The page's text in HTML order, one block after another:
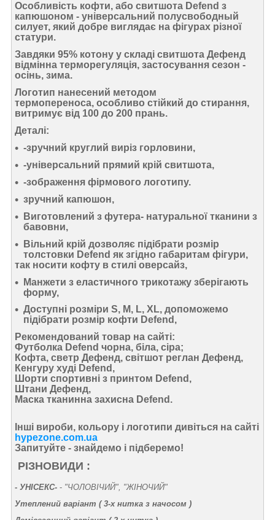
Особливість кофти, або свитшота Defend з
капюшоном - універсальний полусвободный
силует, який добре виглядає на фігурах різної
статури.
Завдяки 95% котону у складі свитшота Дефенд
відмінна терморегуляція, застосування сезон -
осінь, зима.
Логотип нанесений методом
термопереноса, особливо стійкий до стирання,
витримує від 100 до 200 прань.
Деталі:
-зручний круглий виріз горловини,
-універсальний прямий крій свитшота,
-зображення фірмового логотипу.
зручний капюшон,
Виготовлений з футера- натуральної тканини з
бавовни,
Вільний крій дозволяє підібрати розмір
толстовки Defend як згідно габаритам фігури,
так носити кофту в стилі оверсайз,
Манжети з еластичного трикотажу зберігають
форму,
Доступні розміри S, M, L, XL, допоможемо
підібрати розмір кофти Defend,
Рекомендований товар на сайті:
Футболка Defend чорна, біла, сіра;
Кофта, светр Дефенд, світшот реглан Дефенд,
Кенгуру худі Defend,
Шорти спортивні з принтом Defend,
Штани Дефенд,
Маска тканинна захисна Defend.
Інші вироби, кольору і логотипи дивіться на сайті
hypezone.com.ua
Запитуйте - знайдемо і підберемо!
РІЗНОВИДИ :
- УНІСЕКС- - "ЧОЛОВІЧИЙ", "ЖІНОЧИЙ"
Утеплений варіант (3-х нитка з начосом )